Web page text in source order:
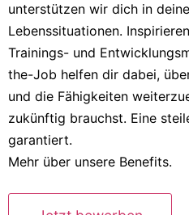
unterstützen wir dich in
Lebenssituationen.
Trainings- und
the-Job helfen dir dabei,
und die Fähigkeiten
zukünftig brauchst. Eine
garantiert.
Mehr über unsere Benefits.